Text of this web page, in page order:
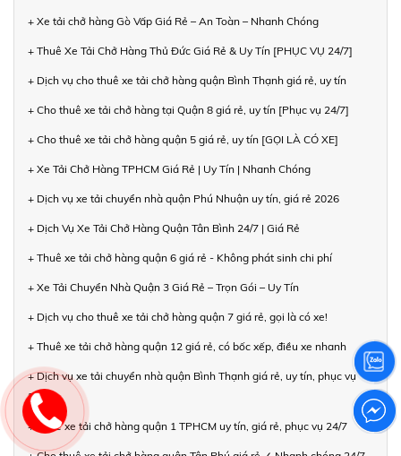
+ Xe tải chở hàng Gò Vấp Giá Rẻ – An Toàn – Nhanh Chóng
+ Thuê Xe Tải Chở Hàng Thủ Đức Giá Rẻ & Uy Tín [PHỤC VỤ 24/7]
+ Dịch vụ cho thuê xe tải chở hàng quận Bình Thạnh giá rẻ, uy tín
+ Cho thuê xe tải chở hàng tại Quận 8 giá rẻ, uy tín [Phục vụ 24/7]
+ Cho thuê xe tải chở hàng quận 5 giá rẻ, uy tín [GỌI LÀ CÓ XE]
+ Xe Tải Chở Hàng TPHCM Giá Rẻ | Uy Tín | Nhanh Chóng
+ Dịch vụ xe tải chuyển nhà quận Phú Nhuận uy tín, giá rẻ 2026
+ Dịch Vụ Xe Tải Chở Hàng Quận Tân Bình 24/7 | Giá Rẻ
+ Thuê xe tải chở hàng quận 6 giá rẻ - Không phát sinh chi phí
+ Xe Tải Chuyển Nhà Quận 3 Giá Rẻ – Trọn Gói – Uy Tín
+ Dịch vụ cho thuê xe tải chở hàng quận 7 giá rẻ, gọi là có xe!
+ Thuê xe tải chở hàng quận 12 giá rẻ, có bốc xếp, điều xe nhanh
+ Dịch vụ xe tải chuyển nhà quận Bình Thạnh giá rẻ, uy tín, phục vụ
24/7
+ Thuê xe tải chở hàng quận 1 TPHCM uy tín, giá rẻ, phục vụ 24/7